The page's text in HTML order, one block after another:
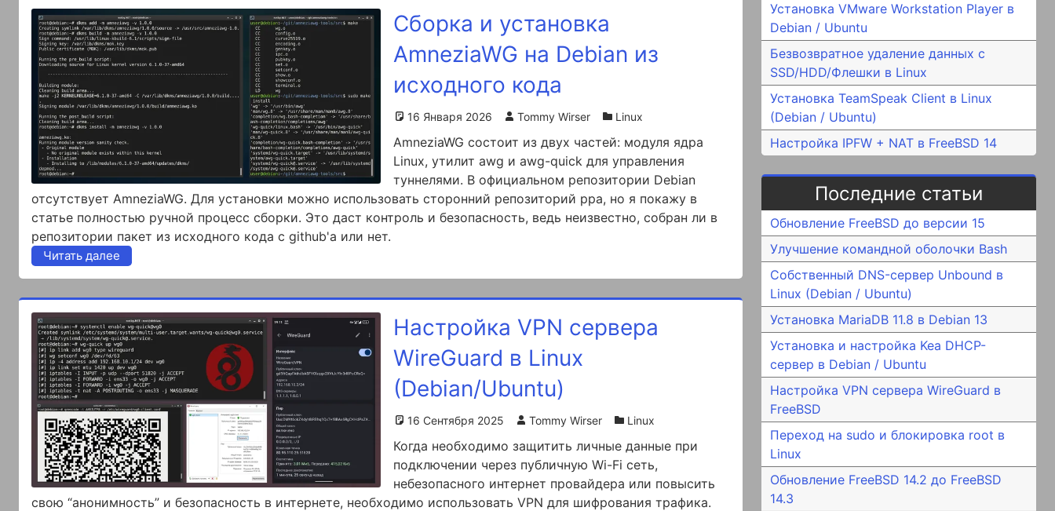
Сборка и установка
AmneziaWG на Debian из
исходного кода
16 Января 2026 Tommy Wirser Linux
AmneziaWG состоит из двух частей: модуля ядра
Linux, утилит awg и awg-quick для управления
туннелями. В официальном репозитории Debian
отсутствует AmneziaWG. Для установки можно использовать сторонний репозиторий ppa, но я покажу в
статье полностью ручной процесс сборки. Это даст контроль и безопасность, ведь неизвестно, собран ли в
репозитории пакет из исходного кода с github'а или нет.
Читать далее
Настройка VPN сервера
WireGuard в Linux
(Debian/Ubuntu)
16 Сентября 2025 Tommy Wirser Linux
Когда необходимо защитить личные данные при
подключении через публичную Wi-Fi сеть,
небезопасного интернет провайдера или повысить
свою “анонимность” и безопасность в интернете, необходимо использовать VPN для шифрования трафика.
Установка VMware Workstation Player в
Debian / Ubuntu
Безвозвратное удаление данных с
SSD/HDD/Флешки в Linux
Установка TeamSpeak Client в Linux
(Debian / Ubuntu)
Настройка IPFW + NAT в FreeBSD 14
Последние статьи
Обновление FreeBSD до версии 15
Улучшение командной оболочки Bash
Собственный DNS-сервер Unbound в
Linux (Debian / Ubuntu)
Установка MariaDB 11.8 в Debian 13
Установка и настройка Kea DHCP-
сервер в Debian / Ubuntu
Настройка VPN сервера WireGuard в
FreeBSD
Переход на sudo и блокировка root в
Linux
Обновление FreeBSD 14.2 до FreeBSD
14.3